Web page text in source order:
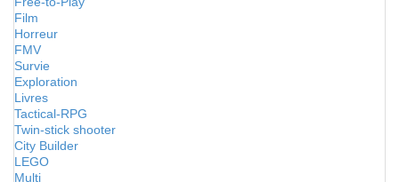
Film
Horreur
FMV
Survie
Exploration
Livres
Tactical-RPG
Twin-stick shooter
City Builder
LEGO
Multi